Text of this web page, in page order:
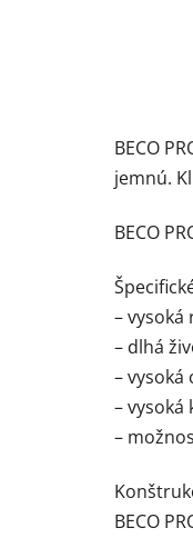
BECO
jemnú.
BECO
– vysoká
– dlhá
–
–
–
BECO